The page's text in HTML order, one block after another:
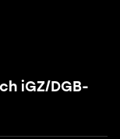
iGZ/DGB-